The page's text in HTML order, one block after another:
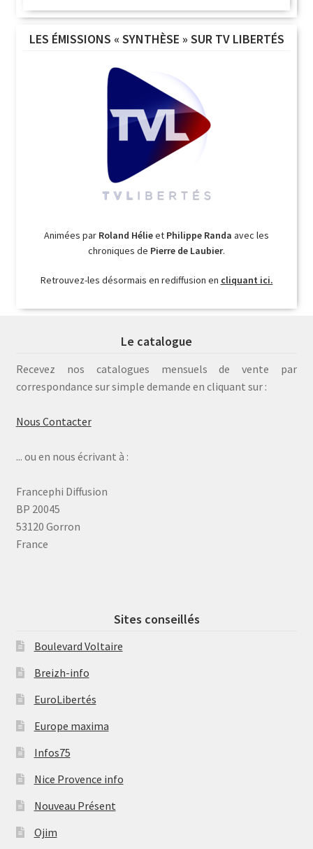
LES ÉMISSIONS « SYNTHÈSE » SUR TV LIBERTÉS
Animées par Roland Hélieet Philippe Randa avec les
chroniques de Pierre de Laubier.
Retrouvez-les désormais en rediffusion en cliquant ici.
Le catalogue
Recevez nos catalogues mensuels de vente par
correspondance sur simple demande en cliquant sur :
Nous Contacter
... ou en nous écrivant à :
Francephi Diffusion
BP 20045
53120 Gorron
France
Sites conseillés
Boulevard Voltaire
Breizh-info
EuroLibertés
Europe maxima
Infos75
Nice Provence info
Nouveau Présent
Ojim